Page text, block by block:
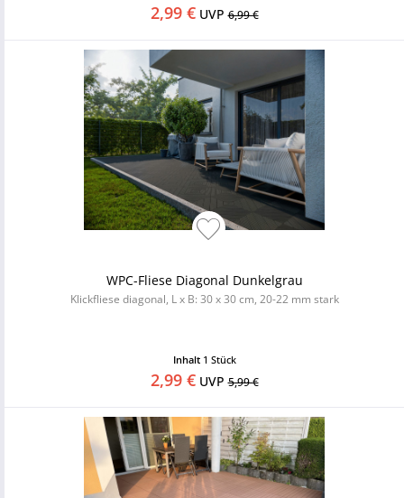
2,99 €UVP6,99 €
WPC-Fliese Diagonal Dunkelgrau
Klickfliese diagonal, L x B: 30 x 30 cm, 20-22 mm stark
Inhalt 1 Stück
2,99 €UVP5,99 €